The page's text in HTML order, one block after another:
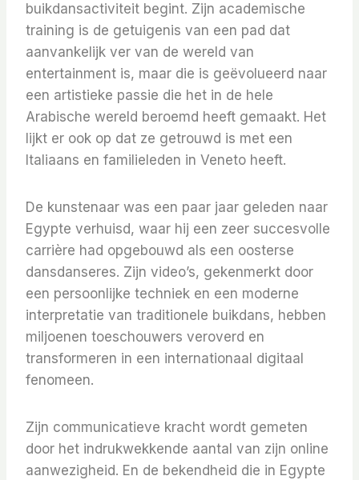
buikdansactiviteit begint. Zijn academische
training is de getuigenis van een pad dat
aanvankelijk ver van de wereld van
entertainment is, maar die is geëvolueerd naar
een artistieke passie die het in de hele
Arabische wereld beroemd heeft gemaakt. Het
lijkt er ook op dat ze getrouwd is met een
Italiaans en familieleden in Veneto heeft.
De kunstenaar was een paar jaar geleden naar
Egypte verhuisd, waar hij een zeer succesvolle
carrière had opgebouwd als een oosterse
dansdanseres. Zijn video’s, gekenmerkt door
een persoonlijke techniek en een moderne
interpretatie van traditionele buikdans, hebben
miljoenen toeschouwers veroverd en
transformeren in een internationaal digitaal
fenomeen.
Zijn communicatieve kracht wordt gemeten
door het indrukwekkende aantal van zijn online
aanwezigheid. En de bekendheid die in Egypte